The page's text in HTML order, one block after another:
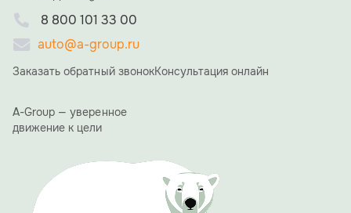
отмечали невероятную преданность делу,
стратегическое видение Алексея Николаевича и его
«15 лет назад мы начинали с большой мечты. Сегодня
из вас, вашего труда, энергии и веры в общее дело», —
сказал в своей ответной речи Алексей Ямщиков.
Благодарственные письма получили сотрудники ООО
компании 10 и более лет.
Одним из ярких и обсуждаемых моментов вечера стала
презентация фирменного юбилейного календаря A-
8 800 101 33 00
auto@a-group.ru
Заказать обратный звонокКонсультация онлайн
A-Group — уверенное
движение к цели